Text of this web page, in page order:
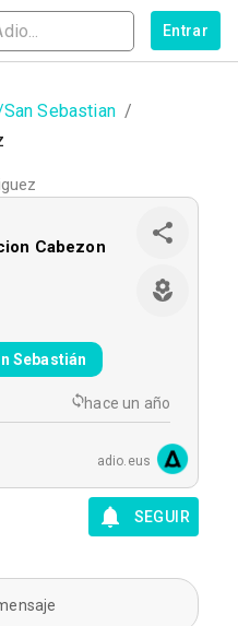
Entrar
Sebastian /
Cabezon
Sebastián
hace un año
adio.eus
SEGUIR